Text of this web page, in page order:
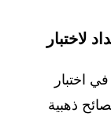
لاختبار
اختبار
حان الوقت للتعرف على 10 نصائح ذهبية